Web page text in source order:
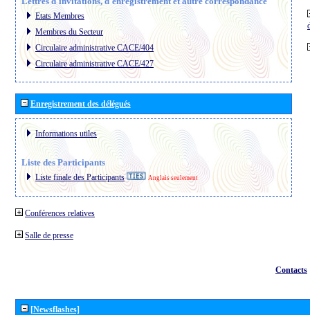
Etats Membres
Membres du Secteur
Circulaire administrative CACE/404
Circulaire administrative CACE/427
Enregistrement des délégués
Informations utiles
Liste des Participants
Liste finale des Participants Anglais seulement
Conférences relatives
Salle de presse
Contacts
[Newsflashes]